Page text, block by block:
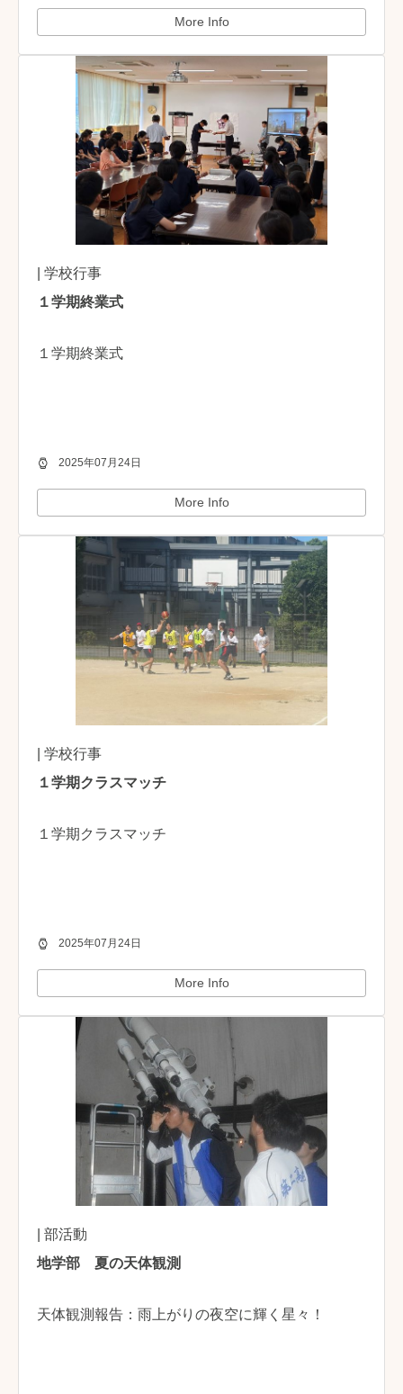
More Info
| 学校行事
１学期終業式
１学期終業式
2025年07月24日
More Info
| 学校行事
１学期クラスマッチ
１学期クラスマッチ
2025年07月24日
More Info
| 部活動
地学部 夏の天体観測
天体観測報告：雨上がりの夜空に輝く星々！